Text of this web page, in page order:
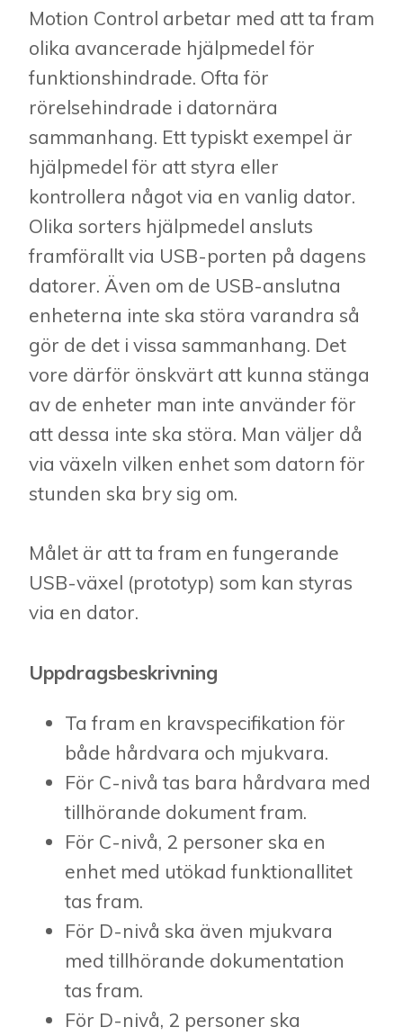
Motion Control arbetar med att ta fram
olika avancerade hjälpmedel för
funktionshindrade. Ofta för
rörelsehindrade i datornära
sammanhang. Ett typiskt exempel är
hjälpmedel för att styra eller
kontrollera något via en vanlig dator.
Olika sorters hjälpmedel ansluts
framförallt via USB-porten på dagens
datorer. Även om de USB-anslutna
enheterna inte ska störa varandra så
gör de det i vissa sammanhang. Det
vore därför önskvärt att kunna stänga
av de enheter man inte använder för
att dessa inte ska störa. Man väljer då
via växeln vilken enhet som datorn för
stunden ska bry sig om.
Målet är att ta fram en fungerande
USB-växel (prototyp) som kan styras
via en dator.
Uppdragsbeskrivning
Ta fram en kravspecifikation för
både hårdvara och mjukvara.
För C-nivå tas bara hårdvara med
tillhörande dokument fram.
För C-nivå, 2 personer ska en
enhet med utökad funktionallitet
tas fram.
För D-nivå ska även mjukvara
med tillhörande dokumentation
tas fram.
För D-nivå, 2 personer ska